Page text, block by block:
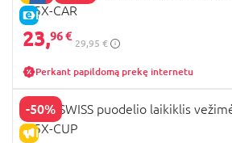
E-KAINA
M5X-CAR
23,96 €
29,95 €
Perkant papildomą prekę internetu
-50%
IŠPARDAVIMAS
MAST SWISS puodelio laikiklis
M5X-CUP